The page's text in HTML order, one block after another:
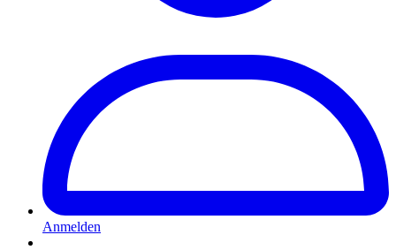
Anmelden